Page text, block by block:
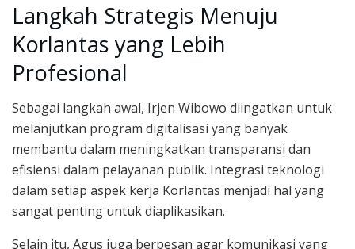
Langkah Strategis Menuju
Korlantas yang Lebih
Profesional
Sebagai langkah awal, Irjen Wibowo diingatkan untuk
melanjutkan program digitalisasi yang banyak
membantu dalam meningkatkan transparansi dan
efisiensi dalam pelayanan publik. Integrasi teknologi
dalam setiap aspek kerja Korlantas menjadi hal yang
sangat penting untuk diaplikasikan.
Selain itu, Agus juga berpesan agar komunikasi yang